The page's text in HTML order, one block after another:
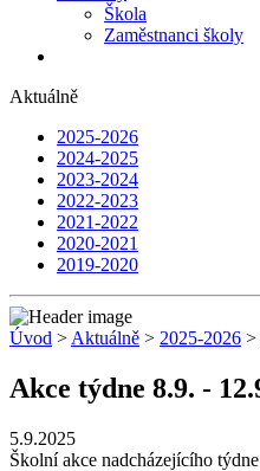
Škola
Zaměstnanci školy
Aktuálně
2025-2026
2024-2025
2023-2024
2022-2023
2021-2022
2020-2021
2019-2020
Úvod > Aktuálně > 2025-2026 >
Akce týdne 8.9. -
5.9.2025
Školní akce nadcházejícího týdne